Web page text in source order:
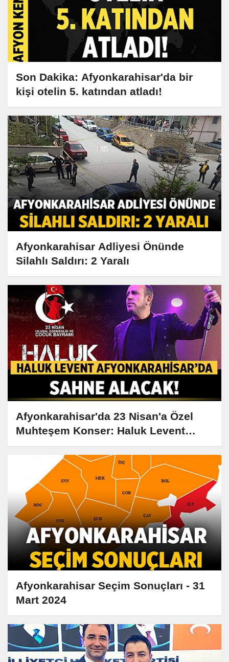
Son Dakika: Afyonkarahisar'da bir
kişi otelin 5. katından atladı!
Afyonkarahisar Adliyesi Önünde
Silahlı Saldırı: 2 Yaralı
Afyonkarahisar'da 23 Nisan'a Özel
Muhteşem Konser: Haluk Levent
Sahne Alacak!
Afyonkarahisar Seçim Sonuçları - 31
Mart 2024